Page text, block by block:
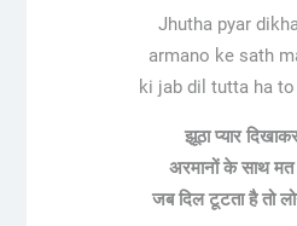
Jhutha pyar
armano ke sath
ki jab dil tutta ha
झूठा प्यार
अरमानों के साथ मत
जब दिल टूटता है तो